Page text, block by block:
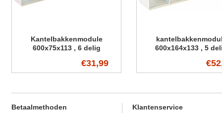
Kantelbakkenmodule
600x75x113 , 6 delig
€31,99
600x164x133 , 5
Betaalmethoden Klantenservice